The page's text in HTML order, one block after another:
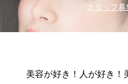
美容が好き！人が好き！
スタッフ募